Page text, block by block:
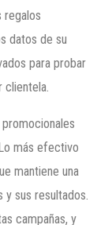
regalos
datos de su
para probar
clientela.
más efectivo
mantiene una
y sus resultados.
campañas, y